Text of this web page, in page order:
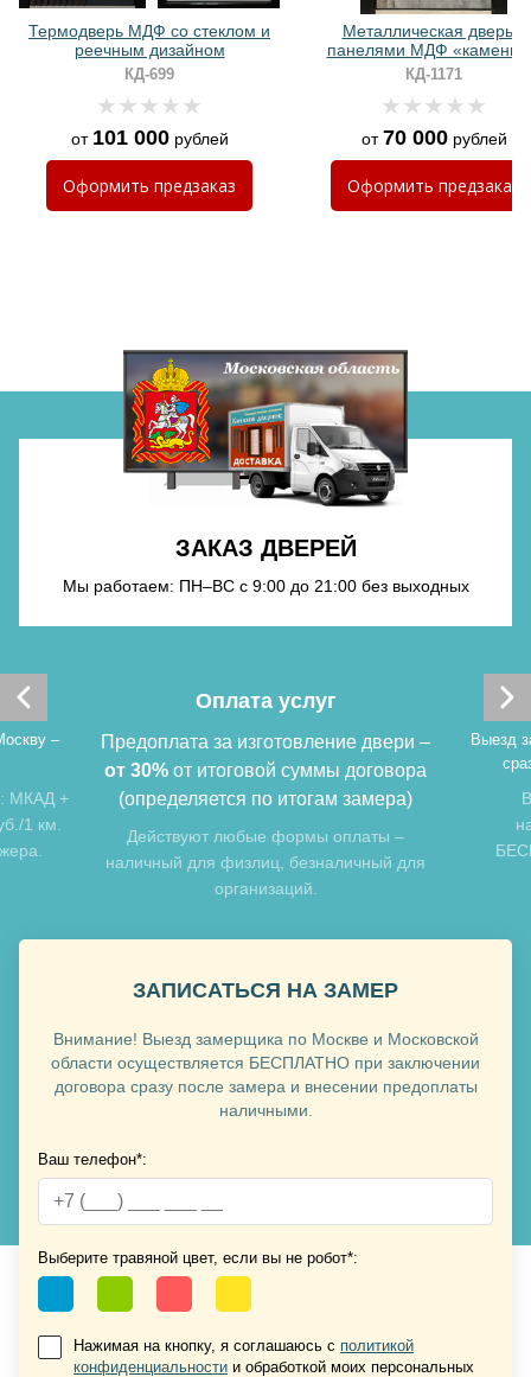
Хочу такую
Хочу такую
Хочу такую
Хочу такую
Хочу такую
Хочу такую
Термодверь МДФ со стеклом и
реечным дизайном
КД-699
от 101 000рублей
Оформить предзаказ
Металлическая дверь с
панелями МДФ «камень»
бугельной ручкой с LED-
подсветкой
КД-1171
от70 000рублей
Оформить предзаказ
ЗАКАЗ ДВЕРЕЙ
Мы работаем: ПН–ВС с 9:00 до 21:00 без выходных
–
МКАД +
1 км.
Оплата услуг
Предоплата за изготовление двери –
от 30% от итоговой суммы договора
(определяется по итогам замера)
Действуют любые формы оплаты –
наличный для физлиц, безналичный для
организаций.
Выезд
ЗАПИСАТЬСЯ НА ЗАМЕР
Внимание! Выезд замерщика по Москве и Московской
области осуществляется БЕСПЛАТНО при заключении
договора сразу после замера и внесении предоплаты
наличными.
Ваш телефон*:
Выберите травяной цвет, если вы не робот*:
Нажимая на кнопку, я соглашаюсь с политикой
конфиденциальности и обработкой моих персональных